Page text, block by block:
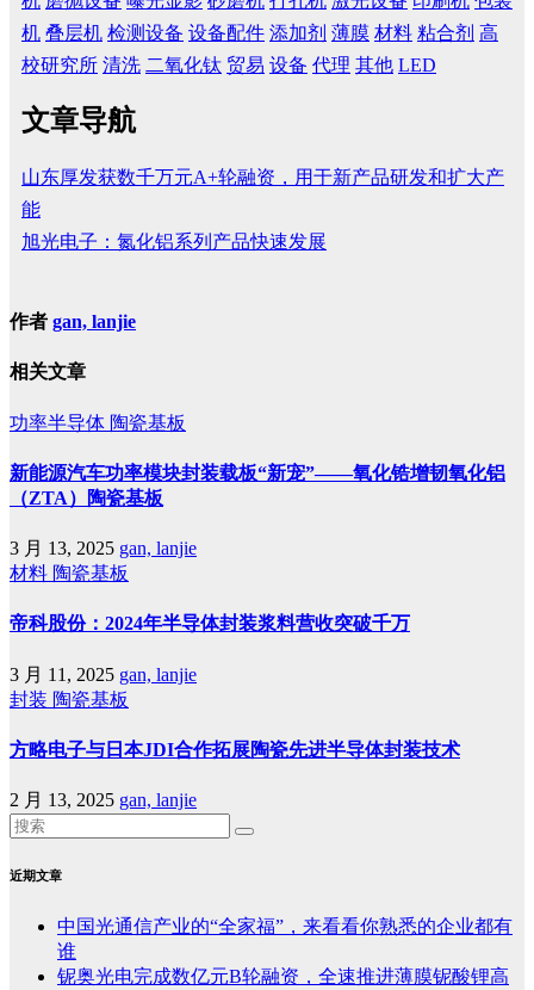
机 叠层机 检测设备 设备配件 添加剂 薄膜 材料 粘合剂 高
校研究所 清洗 二氧化钛 贸易 设备 代理 其他 LED
文章导航
山东厚发获数千万元A+轮融资，用于新产品研发和扩大产
能
旭光电子：氮化铝系列产品快速发展
作者 gan, lanjie
相关文章
功率半导体 陶瓷基板
新能源汽车功率模块封装载板“新宠”——氧化锆增韧氧化铝
（ZTA）陶瓷基板
3 月 13, 2025 gan, lanjie
材料 陶瓷基板
帝科股份：2024年半导体封装浆料营收突破千万
3 月 11, 2025 gan, lanjie
封装 陶瓷基板
方略电子与日本JDI合作拓展陶瓷先进半导体封装技术
2 月 13, 2025 gan, lanjie
近期文章
中国光通信产业的“全家福”，来看看你熟悉的企业都有
谁
铌奥光电完成数亿元B轮融资，全速推进薄膜铌酸锂高